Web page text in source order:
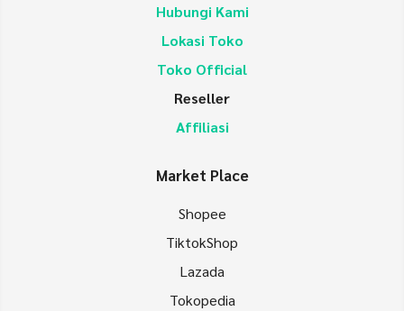
Hubungi Kami
Lokasi Toko
Toko Official
Reseller
Affiliasi
Market Place
Shopee
TiktokShop
Lazada
Tokopedia